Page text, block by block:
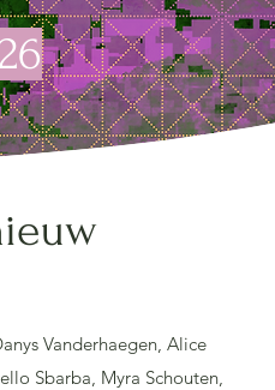
Vanderhaegen, Alice
Sbarba, Myra Schouten,